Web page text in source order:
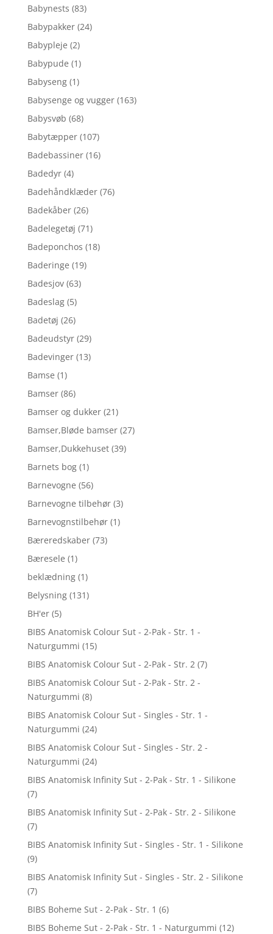
Babynests (83)
Babypakker (24)
Babypleje (2)
Babypude (1)
Babyseng (1)
Babysenge og vugger (163)
Babysvøb (68)
Babytæpper (107)
Badebassiner (16)
Badedyr (4)
Badehåndklæder (76)
Badekåber (26)
Badelegetøj (71)
Badeponchos (18)
Baderinge (19)
Badesjov (63)
Badeslag (5)
Badetøj (26)
Badeudstyr (29)
Badevinger (13)
Bamse (1)
Bamser (86)
Bamser og dukker (21)
Bamser,Bløde bamser (27)
Bamser,Dukkehuset (39)
Barnets bog (1)
Barnevogne (56)
Barnevogne tilbehør (3)
Barnevognstilbehør (1)
Bæreredskaber (73)
Bæresele (1)
beklædning (1)
Belysning (131)
BH'er (5)
BIBS Anatomisk Colour Sut - 2-Pak - Str. 1 -
Naturgummi (15)
BIBS Anatomisk Colour Sut - 2-Pak - Str. 2 (7)
BIBS Anatomisk Colour Sut - 2-Pak - Str. 2 -
Naturgummi (8)
BIBS Anatomisk Colour Sut - Singles - Str. 1 -
Naturgummi (24)
BIBS Anatomisk Colour Sut - Singles - Str. 2 -
Naturgummi (24)
BIBS Anatomisk Infinity Sut - 2-Pak - Str. 1 - Silikone
(7)
BIBS Anatomisk Infinity Sut - 2-Pak - Str. 2 - Silikone
(7)
BIBS Anatomisk Infinity Sut - Singles - Str. 1 - Silikone
(9)
BIBS Anatomisk Infinity Sut - Singles - Str. 2 - Silikone
(7)
BIBS Boheme Sut - 2-Pak - Str. 1 (6)
BIBS Boheme Sut - 2-Pak - Str. 1 - Naturgummi (12)